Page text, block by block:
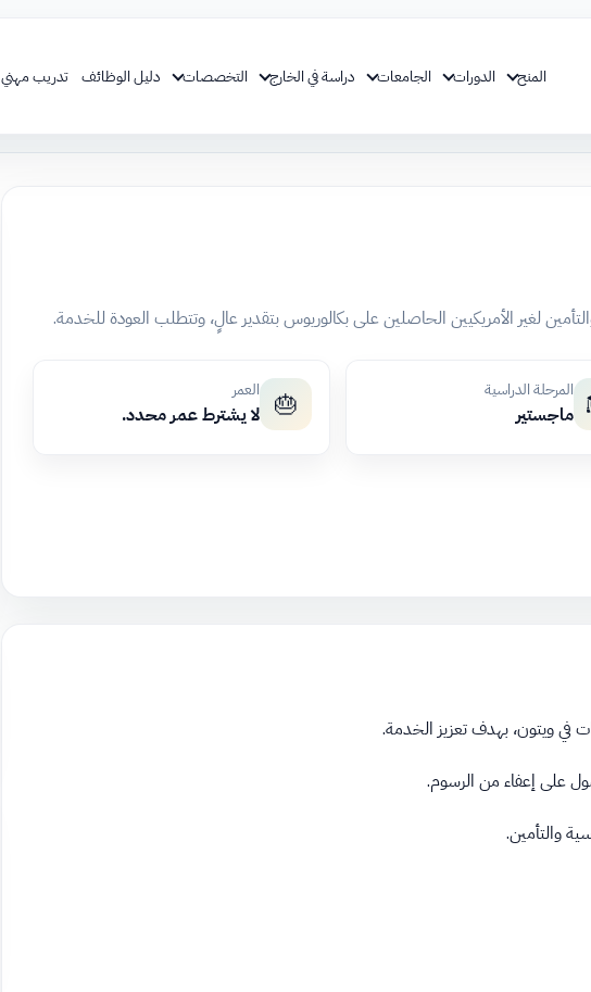
المنح الدورات الجامعات دراسة في الخارج التخصصات دليل الوظائف تدريب مهني
لغير الأمريكيين الحاصلين على بكالوريوس بتقدير عالٍ، وتتطلب العودة للخدمة.
المرحلة الدراسية
ماجستير 🎂 العمر
لا يشترط عمر محدد.
في ويتون، بهدف تعزيز الخدمة.
على إعفاء من الرسوم.
والتأمين.